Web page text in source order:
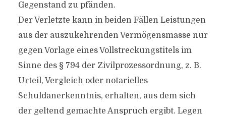
Gegenstand zu pfänden.
Der Verletzte kann in beiden Fällen Leistungen
aus der auszukehrenden Vermögensmasse nur
gegen Vorlage eines Vollstreckungstitels im
Sinne des § 794 der Zivilprozessordnung, z. B.
Urteil, Vergleich oder notarielles
Schuldanerkenntnis, erhalten, aus dem sich
der geltend gemachte Anspruch ergibt. Legen